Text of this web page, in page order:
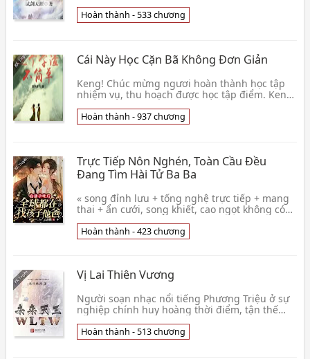
👦 Thử Kiếm Thiên Nhai
Hoàn thành - 533 chương
Cái Này Học Cặn Bã Không Đơn Giản
Keng! Chúc mừng ngươi hoàn thành học tập
nhiệm vụ, thu hoạch được học tập điểm. Keng!
vụ, thu hoạch👦 Tiêu Thanh Nguyệt
Hoàn thành - 937 chương
Trực Tiếp Nôn Nghén, Toàn Cầu Đều
Đang Tìm Hài Tử Ba Ba
« song đỉnh lưu + tống nghệ trực tiếp + mang
thai + ẩn cưới, song khiết, cao ngọt không có
tham gia 👦 Vân Hương Trĩ
Hoàn thành - 423 chương
Vị Lai Thiên Vương
Người soạn nhạc nổi tiếng Phương Triệu ở sự
nghiệp chính huy hoàng thời điểm, tận thế
hiểm mau đ👦 Trần Từ Lại Điều
Hoàn thành - 513 chương